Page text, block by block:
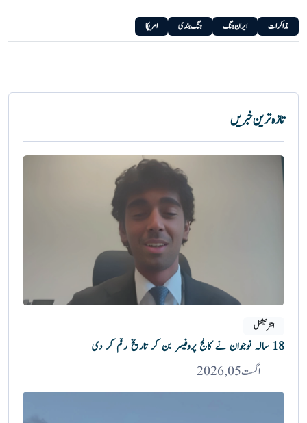
مذاکرات ایران جنگ جنگ بندی امریکا
تازہ ترین خبریں
انٹرنیشنل
18 سالہ نوجوان نے کالج پروفیسر بن کر تاریخ رقم کر دی
اگست 05, 2026